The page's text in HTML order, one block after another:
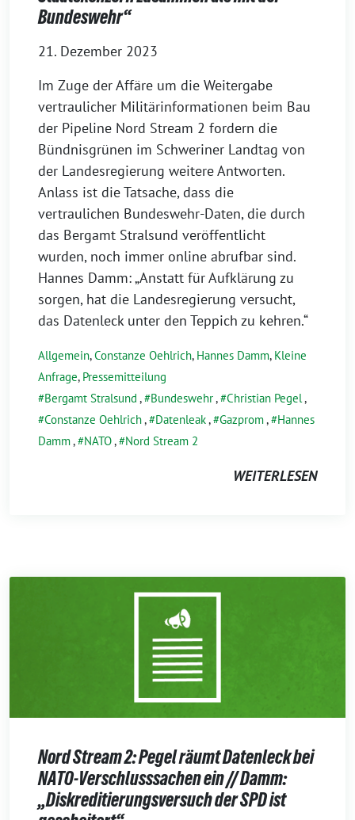
Bundeswehr“
21. Dezember 2023
Im Zuge der Affäre um die Weitergabe
vertraulicher Militärinformationen beim Bau
der Pipeline Nord Stream 2 fordern die
Bündnisgrünen im Schweriner Landtag von
der Landesregierung weitere Antworten.
Anlass ist die Tatsache, dass die
vertraulichen Bundeswehr-Daten, die durch
das Bergamt Stralsund veröffentlicht
wurden, noch immer online abrufbar sind.
Hannes Damm: „Anstatt für Aufklärung zu
sorgen, hat die Landesregierung versucht,
das Datenleck unter den Teppich zu kehren.“
Allgemein,Constanze Oehlrich, Hannes Damm, Kleine
Anfrage, Pressemitteilung
Bergamt Stralsund , Bundeswehr, Christian Pegel ,
Constanze Oehlrich, Datenleak, Gazprom,
Hannes
Damm, NATO, Nord Stream 2
WEITERLESEN
Nord Stream 2: Pegel räumt Datenleck bei
NATO-Verschlusssachen ein // Damm:
„Diskreditierungsversuch der SPD ist